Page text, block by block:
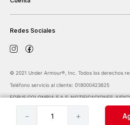
＋
－
Redes Sociales
©️ 2021 Under Armour®️, Inc. Todos los derechos
Teléfono servicio al cliente: 018000423625
FORUS COLOMBIA S.A.S. NOTIFICACIONES
notificaciones@forus.com.co
| Av. Carrera 45